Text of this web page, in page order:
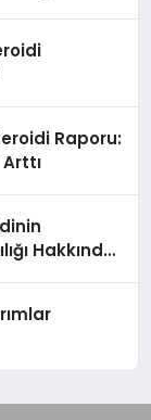
Raporu:
Hakkında